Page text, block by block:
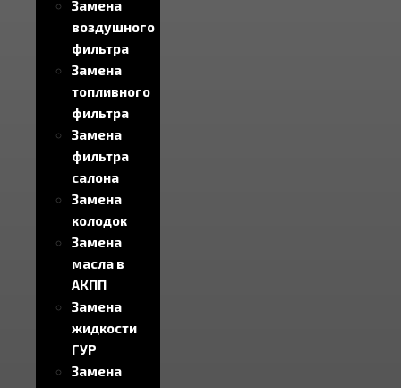
Замена
воздушного
фильтра
Замена
топливного
фильтра
Замена
фильтра
салона
Замена
колодок
Замена
масла в
АКПП
Замена
жидкости
ГУР
Замена